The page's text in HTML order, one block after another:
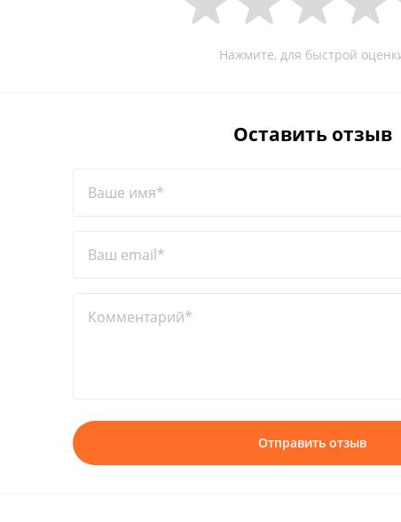
Нажмите, для быстрой
Оставить отзыв
Ваше имя*
Ваш email*
Комментарий*
Отправить отзыв